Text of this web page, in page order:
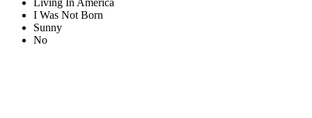
I Was Not Born
Sunny
No